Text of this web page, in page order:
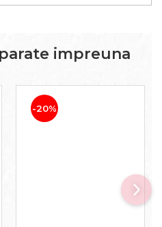
impreuna
-20%